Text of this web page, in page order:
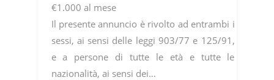
€1.000 al mese
Il presente annuncio è rivolto ad entrambi i
sessi, ai sensi delle leggi 903/77 e 125/91,
e a persone di tutte le età e tutte le
nazionalità, ai sensi dei…